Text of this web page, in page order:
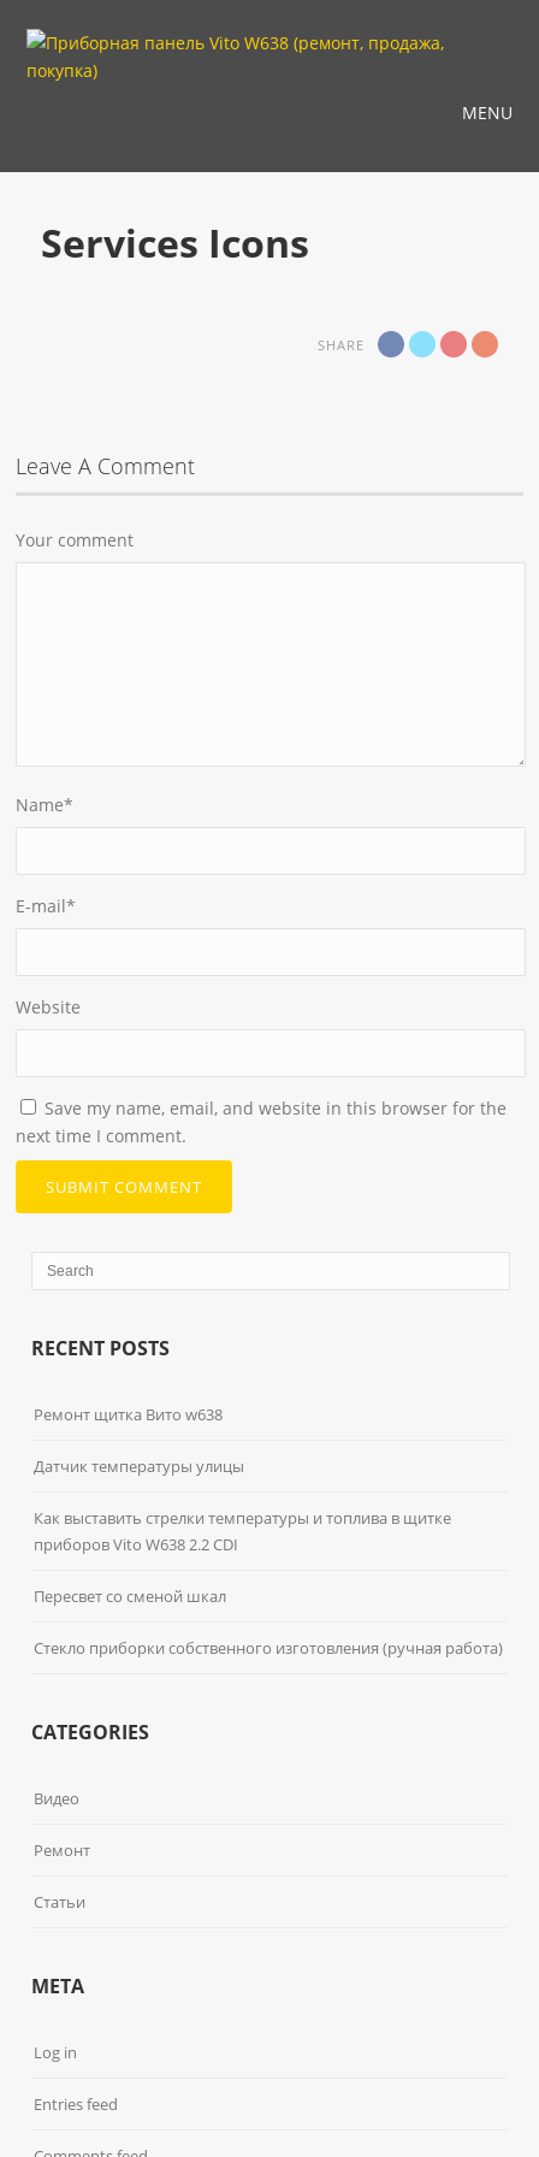
MENU
Services Icons
SHARE
Leave A Comment
Your comment
Name*
E-mail*
Website
Save my name, email, and website in this browser for the
next time I comment.
RECENT POSTS
Ремонт щитка Вито w638
Датчик температуры улицы
Как выставить стрелки температуры и топлива в щитке
приборов Vito W638 2.2 CDI
Пересвет со сменой шкал
Стекло приборки собственного изготовления (ручная работа)
CATEGORIES
Видео
Ремонт
Статьи
META
Log in
Entries feed